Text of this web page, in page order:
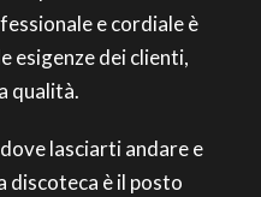
e cordiale è
esigenze dei clienti,
qualità.
lasciarti andare e
discoteca è il posto